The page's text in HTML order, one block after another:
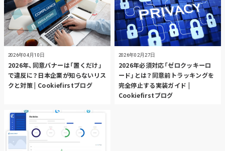
2026年04月10日
2026年、同意バナーは「置くだけ」
で違反に？日本企業が知らないリス
クと対策 | Cookiefirstブログ
2026年02月27日
2026年必須対応「ゼロクッキーロ
ード」とは？同意前トラッキングを
完全停止する実装ガイド |
Cookiefirstブログ